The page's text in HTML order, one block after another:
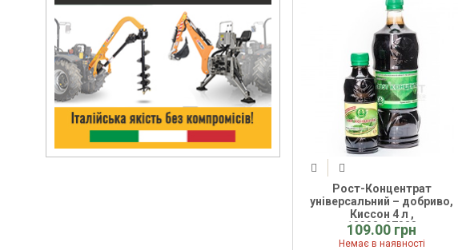
Рост-Концентрат
універсальний – добриво,
Киссон 4 л ,
12803_37028
109.00 грн
Немає в наявності